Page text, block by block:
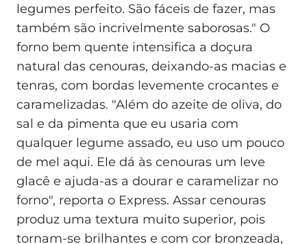
legumes perfeito. São fáceis de fazer, mas
também são incrivelmente saborosas." O
forno bem quente intensifica a doçura
natural das cenouras, deixando-as macias e
tenras, com bordas levemente crocantes e
caramelizadas. "Além do azeite de oliva, do
sal e da pimenta que eu usaria com
qualquer legume assado, eu uso um pouco
de mel aqui. Ele dá às cenouras um leve
glacê e ajuda-as a dourar e caramelizar no
forno", reporta o Express. Assar cenouras
produz uma textura muito superior, pois
tornam-se brilhantes e com cor bronzeada,